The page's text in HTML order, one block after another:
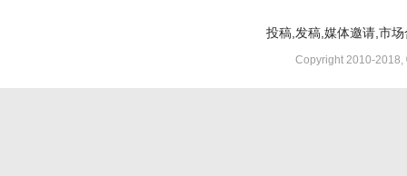
投稿,发稿,媒体邀请,市
Copyright 2010-2018,